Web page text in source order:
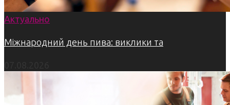
Актуально
Міжнародний день пива: виклики та